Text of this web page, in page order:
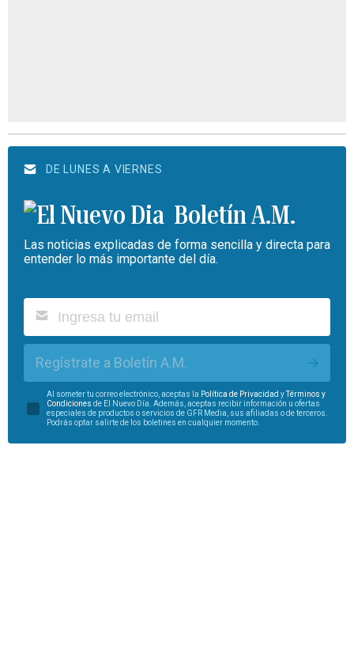
DE LUNES A VIERNES
Boletín A.M.
Las noticias explicadas de forma sencilla y directa para
entender lo más importante del día.
Regístrate a Boletín A.M.
Al someter tu correo electrónico, aceptas la Política de Privacidad yTérminos y
Condiciones de El Nuevo Día. Además, aceptas recibir información u ofertas
especiales de productos o servicios de GFR Media, sus afiliadas o de terceros.
Podrás optar salirte de los boletines en cualquier momento.